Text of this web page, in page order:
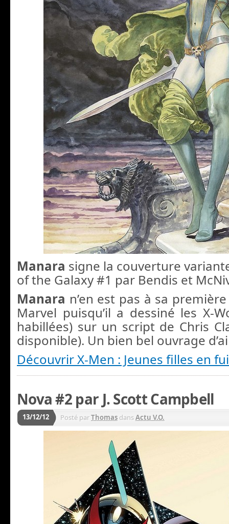
Manara signe la couverture
of the Galaxy #1 par Bendis et
Manara n’en est pas à sa
Marvel puisqu’il a dessiné les X-
habillées) sur un script de Chris
disponible). Un bien bel ouvrage
Découvrir X-Men : Jeunes filles en
Nova #2 par J. Scott Campbell
13/12/12 Posté parThomas dansActu V.O.